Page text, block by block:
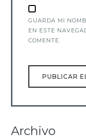
GUARDA MI
EN ESTE
COMENTE.
Archivo